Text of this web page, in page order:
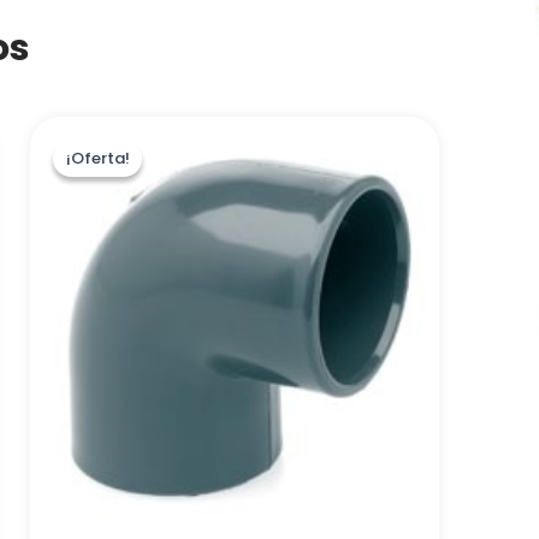
¡Oferta!
¡Oferta!